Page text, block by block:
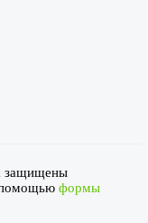
защищены
помощью формы